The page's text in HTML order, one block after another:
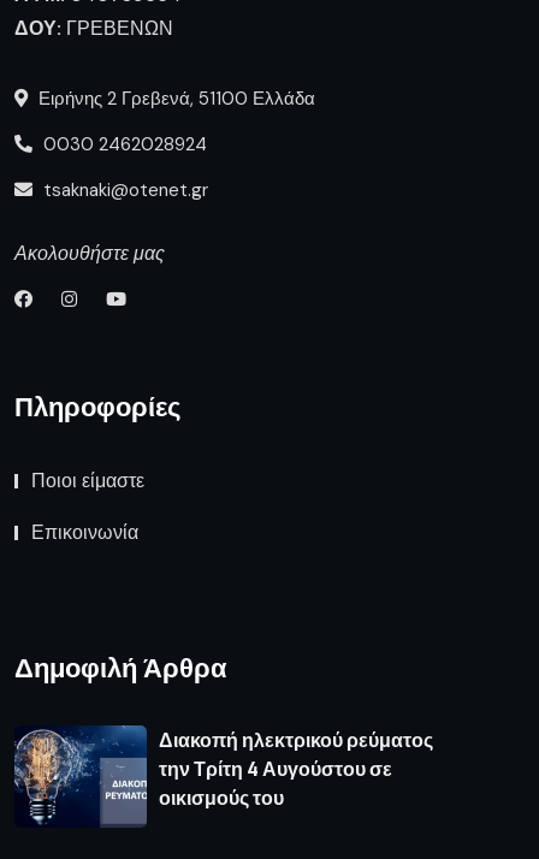
ΔΟΥ: ΓΡΕΒΕΝΩΝ
Ειρήνης 2 Γρεβενά, 51100 Ελλάδα
0030 2462028924
tsaknaki@otenet.gr
Ακολουθήστε μας
Πληροφορίες
Ποιοι είμαστε
Επικοινωνία
Δημοφιλή Άρθρα
Διακοπή ηλεκτρικού ρεύματος
την Τρίτη 4 Αυγούστου σε
οικισμούς του